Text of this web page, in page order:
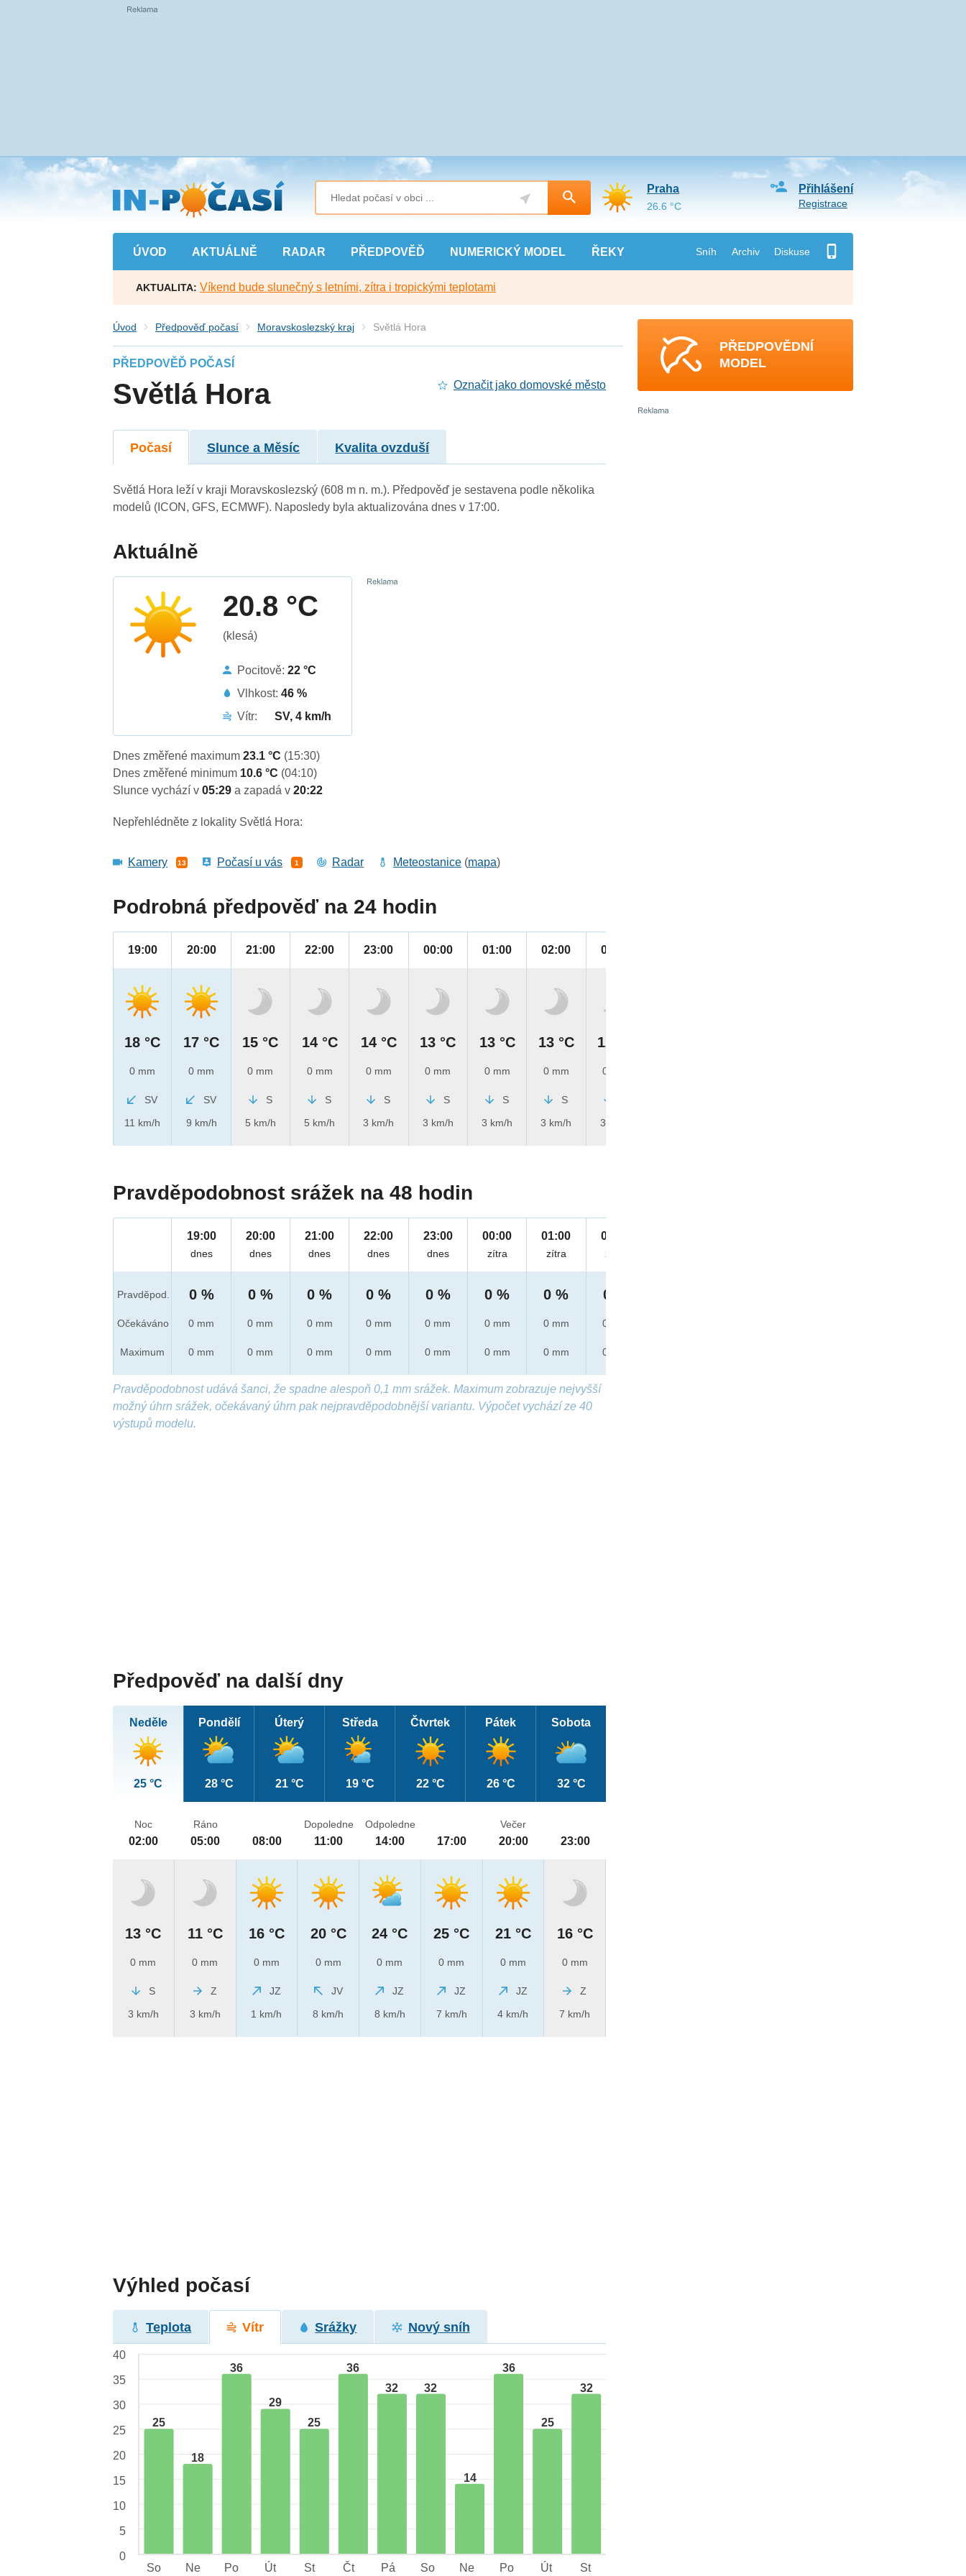
Přejít
na
hlavní
obsah
ÚVOD AKTUÁLNĚ RADAR PŘEDPOVĚĎ NUMERICKÝ MODEL ŘEKY Sníh Archiv Diskuse
Přihlášení
Registrace
Praha
26.6 °C
AKTUALITA: Víkend bude slunečný s letními, zítra i tropickými teplotami
Úvod Předpověď počasí Moravskoslezský kraj Světlá Hora
PŘEDPOVĚĎ POČASÍ
Světlá Hora Označit jako domovské město
Počasí Slunce a Měsíc Kvalita ovzduší
Světlá Hora leží v kraji Moravskoslezský (608 m n. m.). Předpověď je sestavena podle několika
modelů (ICON, GFS, ECMWF). Naposledy byla aktualizována dnes v 17:00.
Aktuálně
20.8 °C
(klesá)
Pocitově:22 °C
Vlhkost:46 %
Vítr:
SV, 4 km/h
Dnes změřené maximum23.1 °C (15:30)
Dnes změřené minimum 10.6 °C (04:10)
Slunce vychází v05:29a zapadá v20:22
Nepřehlédněte z lokality Světlá Hora:
Kamery 13 Počasí u vás 1 Radar Meteostanice (mapa)
Podrobná předpověď na 24 hodin
19:00
18 °C
0 mm
SV
11 km/h
20:00
17 °C
0 mm
SV
9 km/h
21:00
15 °C
0 mm
S
5 km/h
22:00
14 °C
0 mm
S
5 km/h
23:00
14 °C
0 mm
S
3 km/h
00:00
13 °C
0 mm
S
3 km/h
01:00
13 °C
0 mm
S
3 km/h
02:00
13 °C
0 mm
S
3 km/h
03:00
12 °C
0 mm
3 km/h
Pravděpodobnost srážek na 48 hodin
Pravděpod.
Očekáváno
Maximum
19:00
dnes
0 %
0 mm
0 mm
20:00
dnes
0 %
0 mm
0 mm
21:00
dnes
0 %
0 mm
0 mm
22:00
dnes
0 %
0 mm
0 mm
23:00
dnes
0 %
0 mm
0 mm
00:00
zítra
0 %
0 mm
0 mm
01:00
zítra
0 %
0 mm
0 mm
02:00
zítra
0 %
0 mm
0 mm
Pravděpodobnost udává šanci, že spadne alespoň 0,1 mm srážek. Maximum zobrazuje nejvyšší
možný úhrn srážek, očekávaný úhrn pak nejpravděpodobnější variantu. Výpočet vychází ze 40
výstupů modelu.
Předpověď na další dny
Neděle
25 °C
Pondělí
28 °C
Úterý
21 °C
Středa
19 °C
Čtvrtek
22 °C
Pátek
26 °C
Sobota
32 °C
Noc
02:00
13 °C
0 mm
S
3 km/h
Ráno
05:00
11 °C
0 mm
Z
3 km/h
08:00
16 °C
0 mm
JZ
1 km/h
Dopoledne
11:00
20 °C
0 mm
JV
8 km/h
Odpoledne
14:00
24 °C
0 mm
JZ
8 km/h
17:00
25 °C
0 mm
JZ
7 km/h
Večer
20:00
21 °C
0 mm
JZ
4 km/h
23:00
16 °C
0 mm
Z
7 km/h
Výhled počasí
Teplota Vítr Srážky Nový sníh
25
18
36
29
25
36
32
32
14
36
25
32
40
35
30
25
20
15
10
5
0
So
Ne Po Út St Čt Pá So Ne Po Út St
PŘEDPOVĚDNÍ
MODEL